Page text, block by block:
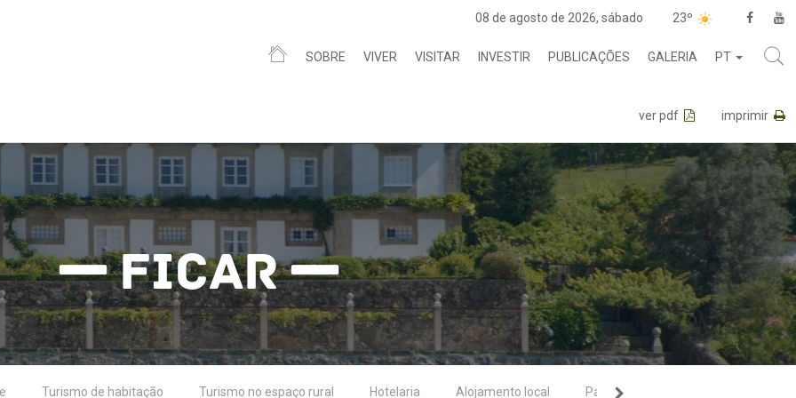
08 de agosto de 2026, sábado 23º
SOBRE VIVER VISITAR INVESTIR PUBLICAÇÕES GALERIA PT
ver pdf imprimir
Ficar
Turismo de habitação Turismo no espaço rural Hotelaria Alojamento local Parques de Campismo